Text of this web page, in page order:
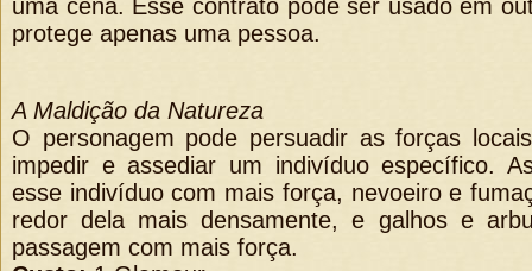
uma cena. Esse contrato pode ser usado em
protege apenas uma pessoa.
A Maldição da Natureza
O personagem pode persuadir as forças
impedir e assediar um indivíduo específico.
esse indivíduo com mais força, nevoeiro e
redor dela mais densamente, e galhos e
passagem com mais força.